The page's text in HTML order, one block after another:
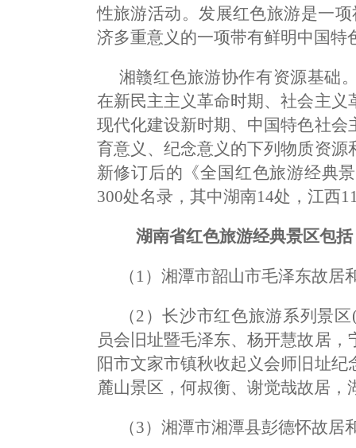
性旅游活动。发展红色旅游是一
济多重意义的一项带有鲜明中国特
湘赣红色旅游协作有资源基础
在新民主主义革命时期、社会主
现代化建设新时期、中国特色社
育意义、纪念意义的下列物质资
新修订后的《全国红色旅游经典
300处名录，其中湖南14处，江西
湖南省红色旅游经典景区包括
（1）湘潭市韶山市毛泽东故居
（2）长沙市红色旅游系列景
员会旧址暨毛泽东、杨开慧故居
阳市文家市镇秋收起义会师旧址
麓山景区，何叔衡、谢觉哉故居，
（3）湘潭市湘潭县彭德怀故居